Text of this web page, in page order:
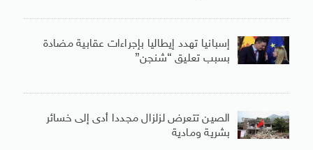
إسبانيا تهدد إيطاليا بإجراءات عقابية مضادة
بسبب تعليق “شنجن”
الصين تتعرض لزلزال مجددا أدى إلى خسائر
بشرية ومادية